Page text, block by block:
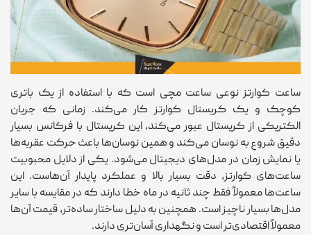
ساعت کوارتز نوعی ساعت مچی است که با استفاده از یک باتری
کوچک و یک کریستال کوارتز کار می‌کند. زمانی که جریان
الکتریکی از کریستال عبور می‌کند، این کریستال با فرکانس بسیار
دقیق شروع به نوسان می‌کند و همین نوسان‌ها باعث حرکت عقربه‌ها
یا نمایش زمان در مدل‌های دیجیتال می‌شود. یکی از دلایل محبوبیت
ساعت‌های کوارتز، دقت بسیار بالا و عملکرد پایدار آن‌هاست. این
ساعت‌ها معمولاً فقط چند ثانیه در ماه خطا دارند که در مقایسه با سایر
مدل‌ها بسیار ناچیز است. همچنین به دلیل ساختار ساده‌تر، قیمت آن‌ها
معمولاً اقتصادی‌تر است و نگهداری آسان‌تری دارند.